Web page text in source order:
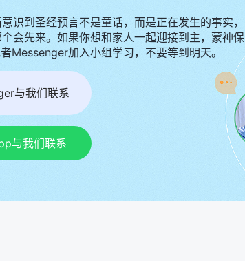
识到圣经预言不是童话，而是正在发生的事实，
会先来。如果你想和家人一起迎接到主，蒙神保
Messenger加入小组学习，不要等到明天。
与我们联系
与我们联系